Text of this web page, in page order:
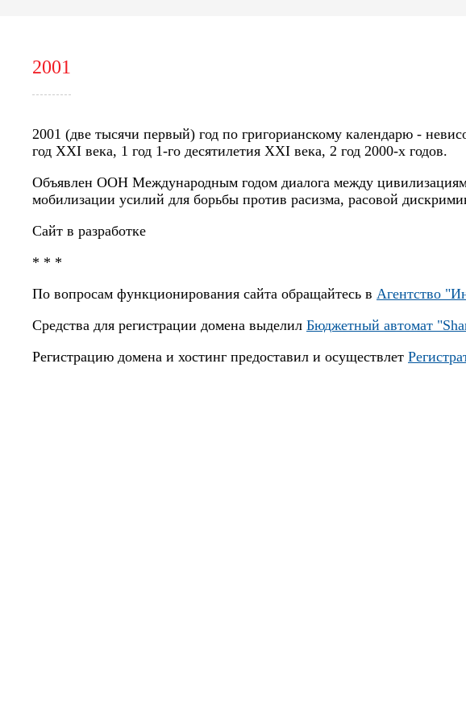
2001
2001 (две тысячи первый) год по григорианскому календарю -
год XXI века, 1 год 1-го десятилетия XXI века, 2 год 2000-х годов.
Объявлен ООН Международным годом диалога между
мобилизации усилий для борьбы против расизма, расовой
Сайт в разработке
* * *
По вопросам функционирования сайта обращайтесь в Агентство
Средства для регистрации домена выделил Бюджетный автомат
Регистрацию домена и хостинг предоставил и осуществлет